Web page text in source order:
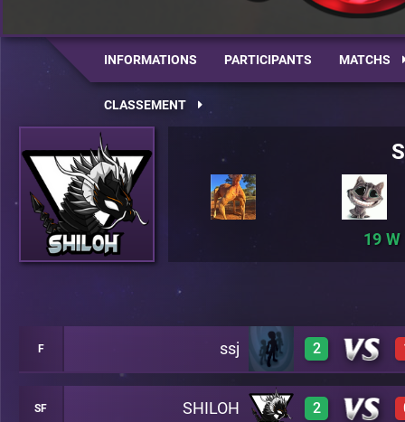
INFORMATIONS PARTICIPANTS MATCHS
CLASSEMENT
19
F ssj 2
0 A26
SF SHILOH 2